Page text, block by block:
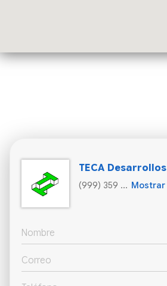
TECA Desarrollos
(999) 359 ... Mostrar